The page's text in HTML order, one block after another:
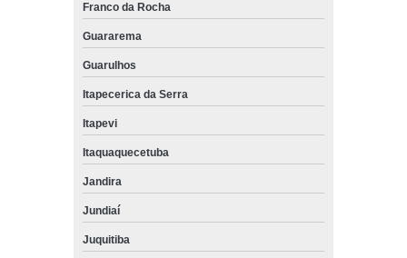
Franco da Rocha
Guararema
Guarulhos
Itapecerica da Serra
Itapevi
Itaquaquecetuba
Jandira
Jundiaí
Juquitiba